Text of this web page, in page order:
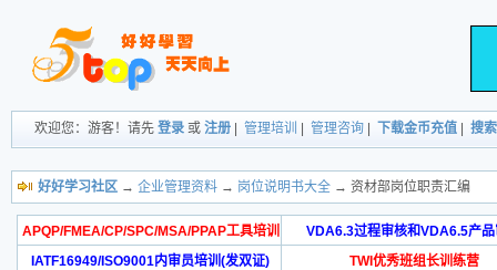
欢迎您：游客！请先 登录 或 注册 管理培训 管理咨询 下载金币充值 搜索
好好学习社区 → 企业管理资料 → 岗位说明书大全 → 资材部岗位职责汇编
APQP/FMEA/CP/SPC/MSA/PPAP工具培训
VDA6.3过程审核和VDA6.5产品
IATF16949/ISO9001内审员培训(发双证)
TWI优秀班组长训练营